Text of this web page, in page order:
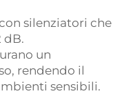
silenziatori che
dB.
un
rendendo il
sensibili.